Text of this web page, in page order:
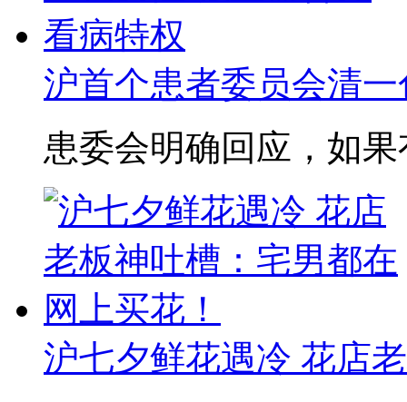
沪首个患者委员会清
患委会明确回应，如
沪七夕鲜花遇冷 花店